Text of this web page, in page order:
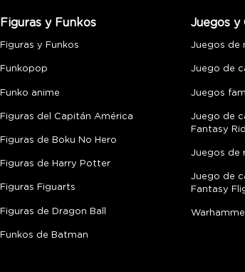
Figuras y Funkos
Figuras y Funkos
Funkopop
Funko anime
Figuras del Capitán América
Figuras de Boku No Hero
Figuras de Harry Potter
Figuras Figuarts
Figuras de Dragon Ball
Funkos de Batman
Juegos y
Juegos de
Juego de
Juegos
Juego de
Fantasy
Juegos de
Juego de
Fantasy